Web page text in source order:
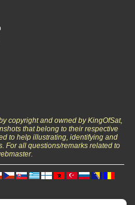
copyright and owned by KingOfSat,
that belong to their respective
to help illustrating, identifying and
For all questions/remarks related to